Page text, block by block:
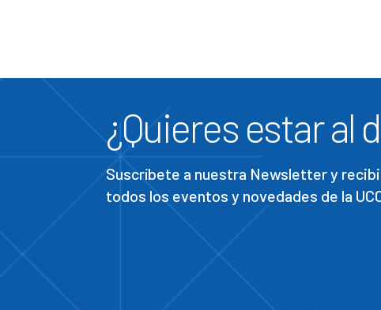
¿Quieres estar al
Suscríbete a nuestra Newsletter y
todos los eventos y novedades de la